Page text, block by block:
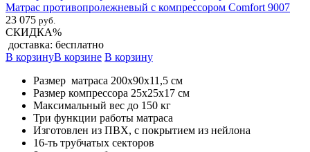
Матрас противопролежневый с компрессором Comfort 9007
23 075 руб.
СКИДКА%
доставка: бесплатно
В корзинуВ корзине В корзину
Размер матраса 200х90х11,5 см
Размер компрессора 25х25х17 см
Максимальный вес до 150 кг
Три функции работы матраса
Изготовлен из ПВХ, с покрытием из нейлона
16-ть трубчатых секторов